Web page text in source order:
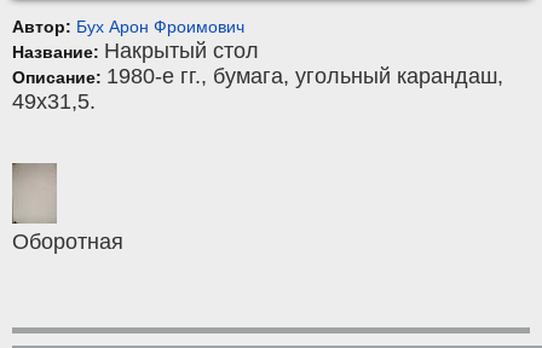
Автор: Бух Арон Фроимович
Название: Накрытый стол
Описание: 1980-е гг., бумага, угольный карандаш,
49x31,5.
Оборотная